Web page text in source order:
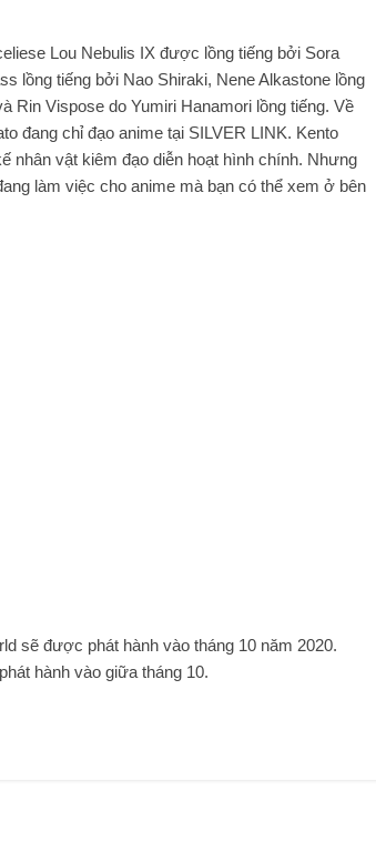
Lou Nebulis IX được lồng tiếng bởi Sora
lồng tiếng bởi Nao Shiraki, Nene Alkastone lồng
Rin Vispose do Yumiri Hanamori lồng tiếng. Về
đang chỉ đạo anime tại SILVER LINK. Kento
nhân vật kiêm đạo diễn hoạt hình chính. Nhưng
làm việc cho anime mà bạn có thể xem ở bên
sẽ được phát hành vào tháng 10 năm 2020.
hành vào giữa tháng 10.